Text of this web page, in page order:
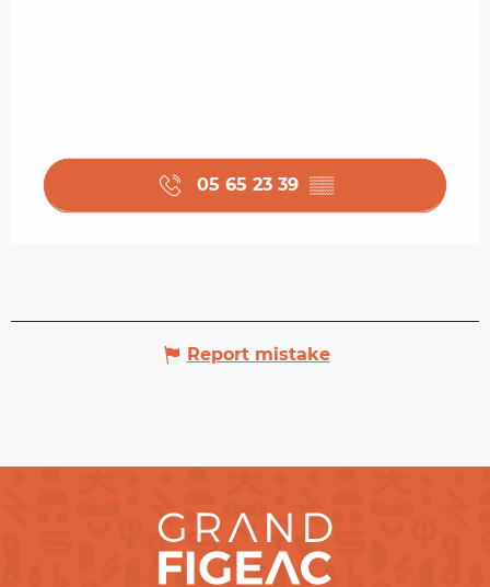
05 65 23 39 ▒▒
Report mistake